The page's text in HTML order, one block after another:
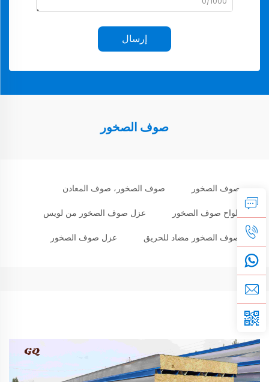
إرسال
صوف الصخور
صوف الصخور صوف الصخور، صوف المعادن
ألواح صوف الصخور عزل صوف الصخور من لويس
صوف الصخور مضاد للحريق عزل صوف الصخور